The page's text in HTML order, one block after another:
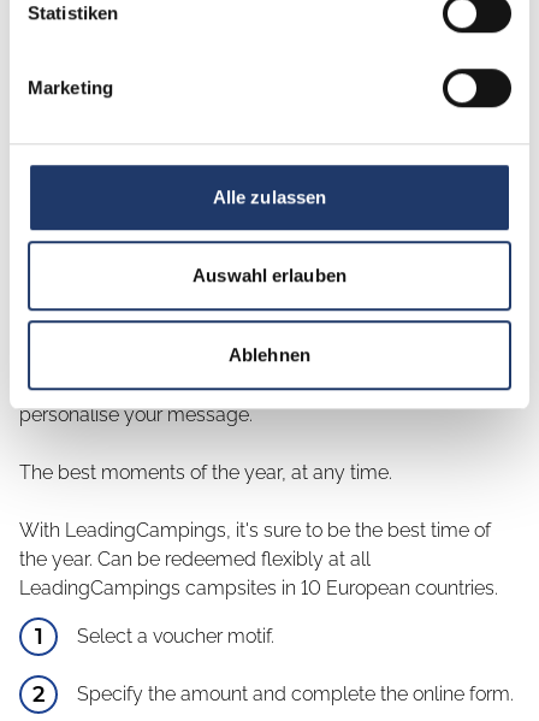
Statistiken
Marketing
Alle zulassen
Auswahl erlauben
Ablehnen
Home Voucher Order
Order LeadingCampings
Would you like to surprise someone? We have something
Sending a gift is very simple: choose the occasion and
decide on a card design, enter the monetary value and
personalise your message.
The best moments of the year, at any time.
With LeadingCampings, it's sure to be the best time of
the year. Can be redeemed flexibly at all
LeadingCampings campsites in 10 European countries.
Select a voucher motif.
Specify the amount and complete the online form.